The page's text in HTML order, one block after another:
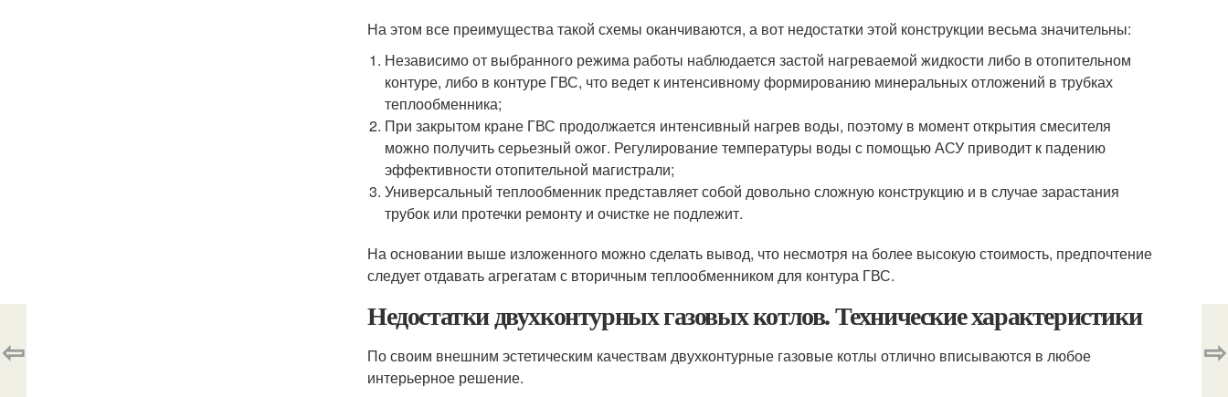
На этом все преимущества такой схемы оканчиваются, а вот недостатки этой конструкции весьма значительны:
Независимо от выбранного режима работы наблюдается застой нагреваемой жидкости либо в отопительном
контуре, либо в контуре ГВС, что ведет к интенсивному формированию минеральных отложений в трубках
теплообменника;
При закрытом кране ГВС продолжается интенсивный нагрев воды, поэтому в момент открытия смесителя
можно получить серьезный ожог. Регулирование температуры воды с помощью АСУ приводит к падению
эффективности отопительной магистрали;
Универсальный теплообменник представляет собой довольно сложную конструкцию и в случае зарастания
трубок или протечки ремонту и очистке не подлежит.
На основании выше изложенного можно сделать вывод, что несмотря на более высокую стоимость, предпочтение
следует отдавать агрегатам с вторичным теплообменником для контура ГВС.
Недостатки двухконтурных газовых котлов. Технические характеристики
По своим внешним эстетическим качествам двухконтурные газовые котлы отлично вписываются в любое
интерьерное решение.
⇦ ⇨